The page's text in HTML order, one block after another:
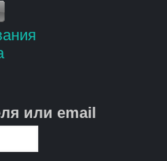
или email